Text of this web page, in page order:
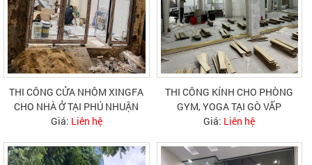
THI CÔNG CỬA NHÔM XINGFA
CHO NHÀ Ở TẠI PHÚ NHUẬN
Giá: Liên hệ
THI CÔNG KÍNH CHO PHÒNG
GYM, YOGA TẠI GÒ VẤP
Giá: Liên hệ